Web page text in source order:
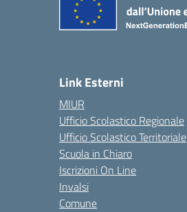
Link Esterni
MIUR
Ufficio Scolastico Regionale
Ufficio Scolastico Territoriale
Scuola in Chiaro
Iscrizioni On Line
Invalsi
Comune